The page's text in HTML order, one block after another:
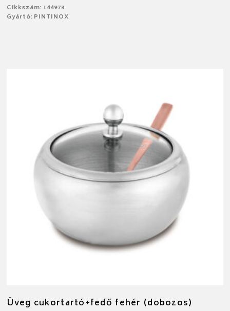
Cikkszám: 144973
Gyártó: PINTINOX
Üveg cukortartó+fedő fehér (dobozos)